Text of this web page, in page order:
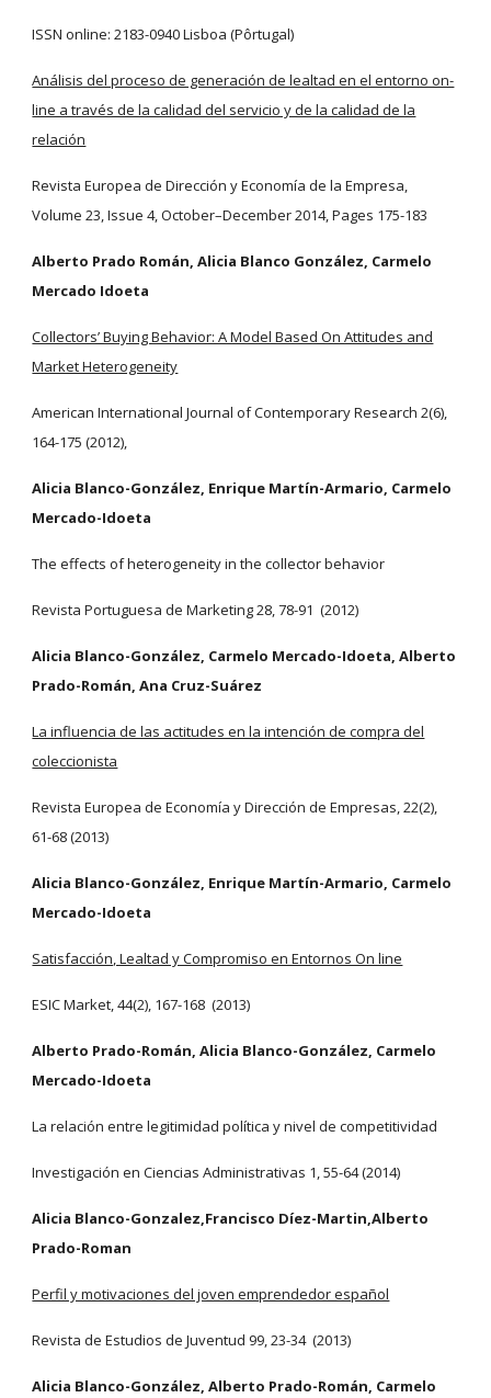
ISSN online: 2183-0940 Lisboa (Pôrtugal)
Análisis del proceso de generación de lealtad en el entorno on-
line a través de la calidad del servicio y de la calidad de la
relación
Revista Europea de Dirección y Economía de la Empresa,
Volume 23, Issue 4, October–December 2014, Pages 175-183
Alberto Prado Román, Alicia Blanco González, Carmelo
Mercado Idoeta
Collectors’ Buying Behavior: A Model Based On Attitudes and
Market Heterogeneity
American International Journal of Contemporary Research 2(6),
164-175 (2012),
Alicia Blanco-González, Enrique Martín-Armario, Carmelo
Mercado-Idoeta
The effects of heterogeneity in the collector behavior
Revista Portuguesa de Marketing 28, 78-91 (2012)
Alicia Blanco-González, Carmelo Mercado-Idoeta, Alberto
Prado-Román, Ana Cruz-Suárez
La influencia de las actitudes en la intención de compra del
coleccionista
Revista Europea de Economía y Dirección de Empresas, 22(2),
61-68 (2013)
Alicia Blanco-González, Enrique Martín-Armario, Carmelo
Mercado-Idoeta
Satisfacción, Lealtad y Compromiso en Entornos On line
ESIC Market, 44(2), 167-168 (2013)
Alberto Prado-Román, Alicia Blanco-González, Carmelo
Mercado-Idoeta
La relación entre legitimidad política y nivel de competitividad
Investigación en Ciencias Administrativas 1, 55-64 (2014)
Alicia Blanco-Gonzalez,Francisco Díez-Martin,Alberto
Prado-Roman
Perfil y motivaciones del joven emprendedor español
Revista de Estudios de Juventud 99, 23-34 (2013)
Alicia Blanco-González, Alberto Prado-Román, Carmelo